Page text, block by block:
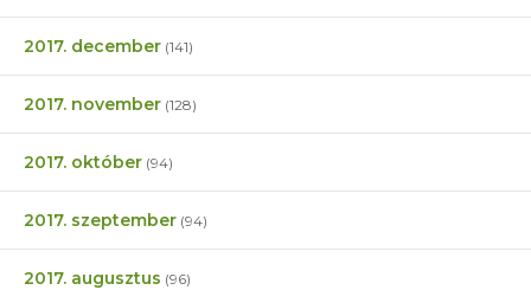
2017. december (141)
2017. november (128)
2017. október (94)
2017. szeptember (94)
2017. augusztus (96)